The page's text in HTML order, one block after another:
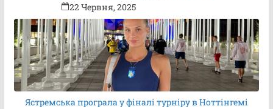
22 Червня, 2025
Ястремська програла у фіналі турніру в Ноттінгемі